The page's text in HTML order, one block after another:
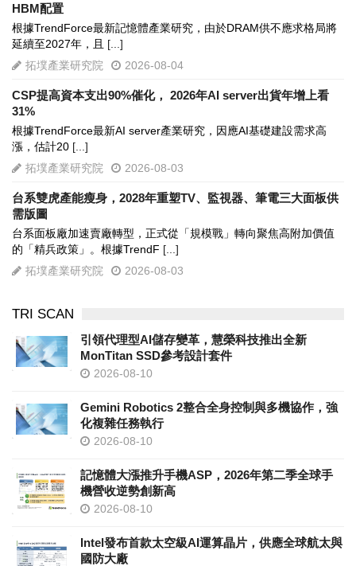
HBM配置
根據TrendForce最新記憶體產業研究，由於DRAM供不應求格局將
延續至2027年，且 [...]
拓墣產業研究院
2026-08-04
CSP提高資本支出90%催化， 2026年AI server出貨年增上看
31%
根據TrendForce最新AI server產業研究，因應AI基礎建設需求高
漲，估計20 [...]
拓墣產業研究院
2026-08-03
台系雙虎產能瘦身，2028年重塑TV、監視器、筆電三大面板供
需版圖
台系面板廠加速賣廠轉型，正式從「規模戰」轉向聚焦高附加價值
的「精兵政策」。根據TrendF [...]
拓墣產業研究院
2026-08-03
TRI SCAN
引領代理型AI儲存變革，慧榮科技推出全新
MonTitan SSD參考設計套件
2026-08-10
Gemini Robotics 2整合全身控制與多機協作，強
化複雜任務執行
2026-08-10
記憶體大漲推升手機ASP，2026年第二季全球手
機營收逆勢創新高
2026-08-10
Intel發布首款太空級AI運算晶片，供應全球航太與
國防大廠